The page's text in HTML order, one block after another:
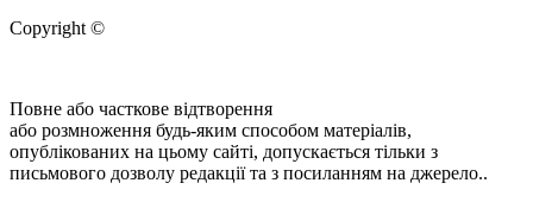
Copyright ©
Повне або часткове відтворення
або розмноження будь-яким способом матеріалів,
опублікованих на цьому сайті, допускається тільки з
письмового дозволу редакції та з посиланням на джерело..